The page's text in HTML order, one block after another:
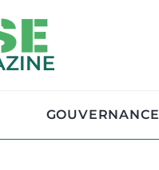
GOUVERNANCE